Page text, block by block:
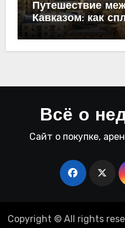
Путешествие
Кавказом: как
из Махачкалы в
Всё о
Сайт о покупке,
Copyright © All rights